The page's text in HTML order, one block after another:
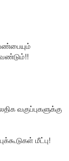
வகுப்புகளுக்கு
மீட்பு!